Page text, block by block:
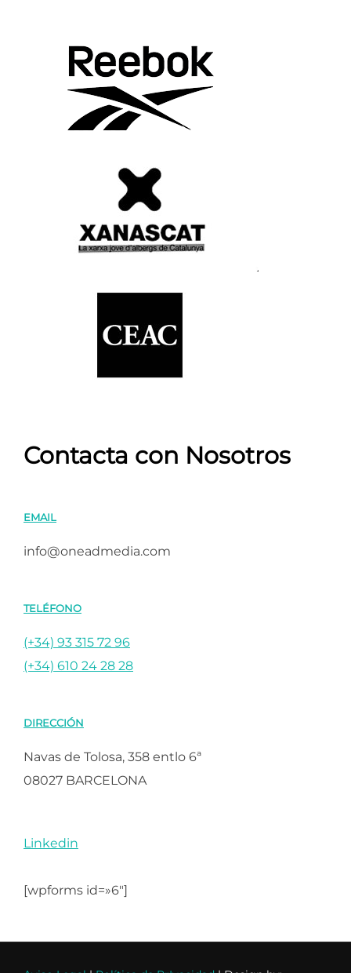
Contacta con Nosotros
EMAIL
info@oneadmedia.com
TELÉFONO
(+34) 93 315 72 96
(+34) 610 24 28 28
DIRECCIÓN
Navas de Tolosa, 358 entlo 6ª
08027 BARCELONA
Linkedin
[wpforms id=»6″]